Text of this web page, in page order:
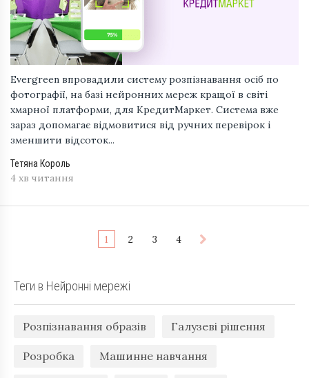
Evergreen впровадили систему розпізнавання осіб по
фотографії, на базі нейронних мереж кращої в світі
хмарної платформи, для КредитМаркет. Система вже
зараз допомагає відмовитися від ручних перевірок і
зменшити відсоток...
Тетяна Король
4 хв читання
1 2 3 4
Теги в Нейронні мережі
Розпізнавання образів Галузеві рішення
Розробка Машинне навчання